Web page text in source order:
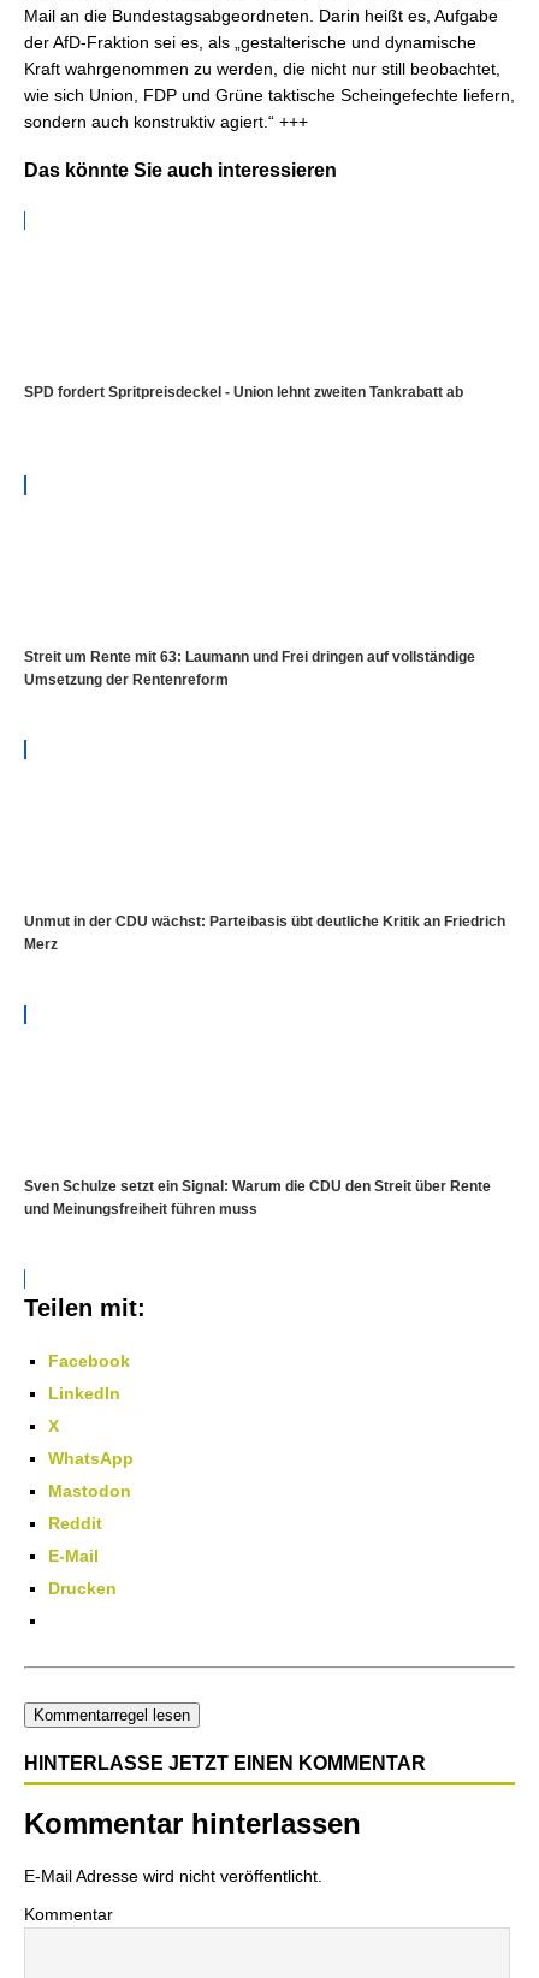
Mail an die Bundestagsabgeordneten. Darin heißt es, Aufgabe
der AfD-Fraktion sei es, als „gestalterische und dynamische
Kraft wahrgenommen zu werden, die nicht nur still beobachtet,
wie sich Union, FDP und Grüne taktische Scheingefechte liefern,
sondern auch konstruktiv agiert.“ +++
Das könnte Sie auch interessieren
SPD fordert Spritpreisdeckel - Union lehnt zweiten Tankrabatt ab
Streit um Rente mit 63: Laumann und Frei dringen auf vollständige
Umsetzung der Rentenreform
Unmut in der CDU wächst: Parteibasis übt deutliche Kritik an Friedrich
Merz
Sven Schulze setzt ein Signal: Warum die CDU den Streit über Rente
und Meinungsfreiheit führen muss
Teilen mit:
Facebook
LinkedIn
X
WhatsApp
Mastodon
Reddit
E-Mail
Drucken
Kommentarregel lesen
HINTERLASSE JETZT EINEN KOMMENTAR
Kommentar hinterlassen
E-Mail Adresse wird nicht veröffentlicht.
Kommentar